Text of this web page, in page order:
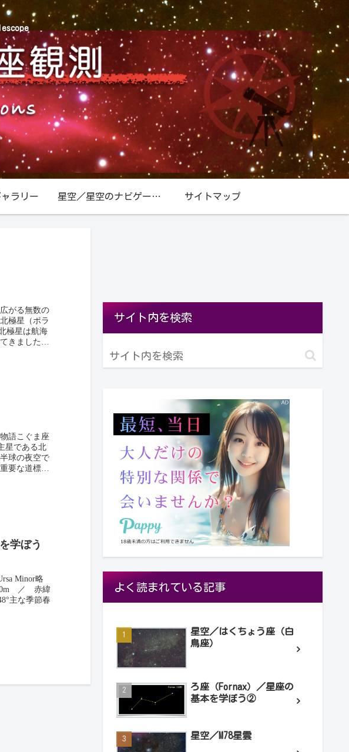
ラリー 星空／星空のナビゲーター『北極星』 サイトマップ
がる無数の
極星（ポラ
極星は航海
きました。
語こぐま座
星である北
球の夜空で
要な道標と
学ぼう
Minor略
／ 赤緯
主な季節春
サイト内を検索
よく読まれている記事
星空／はくちょう座（白
鳥座）
ろ座（Fornax）／星座の
基本を学ぼう②
星空／M78星雲